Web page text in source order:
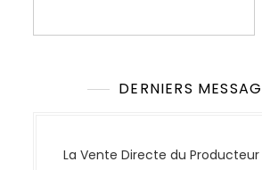
DERNIERS
La Vente Directe du Producteur